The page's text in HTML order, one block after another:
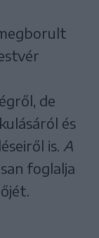
de
és
is. A
foglalja